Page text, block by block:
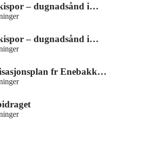
– dugnadsånd i…
– dugnadsånd i…
fr Enebakk…